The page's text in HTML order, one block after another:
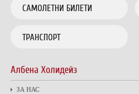
САМОЛЕТНИ БИЛЕТИ
ТРАНСПОРТ
Албена Холидейз
ЗА НАС